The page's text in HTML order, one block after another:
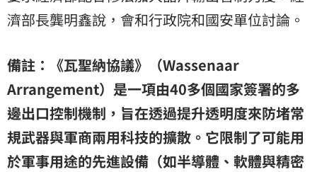
濟部長龔明鑫說，會和行政院和國安單位討論。
備註：《瓦聖納協議》（Wassenaar
Arrangement）是一項由40多個國家簽署的多
邊出口控制機制，旨在透過提升透明度來防堵常
規武器與軍商兩用科技的擴散。它限制了可能用
於軍事用途的先進設備（如半導體、軟體與精密